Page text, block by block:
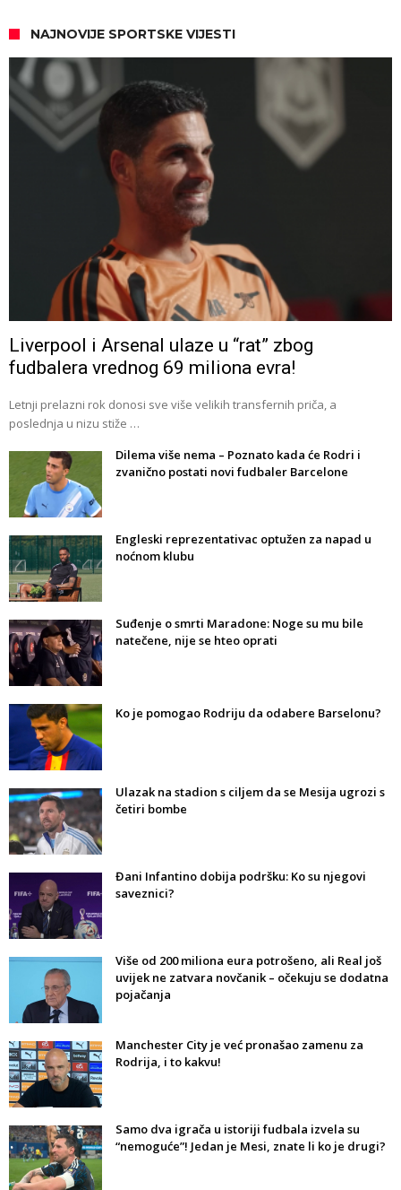
NAJNOVIJE SPORTSKE VIJESTI
Liverpool i Arsenal ulaze u “rat” zbog
fudbalera vrednog 69 miliona evra!
Letnji prelazni rok donosi sve više velikih transfernih priča, a
poslednja u nizu stiže …
Dilema više nema – Poznato kada će Rodri i
zvanično postati novi fudbaler Barcelone
Engleski reprezentativac optužen za napad u
noćnom klubu
Suđenje o smrti Maradone: Noge su mu bile
natečene, nije se hteo oprati
Ko je pomogao Rodriju da odabere Barselonu?
Ulazak na stadion s ciljem da se Mesija ugrozi s
četiri bombe
Đani Infantino dobija podršku: Ko su njegovi
saveznici?
Više od 200 miliona eura potrošeno, ali Real još
uvijek ne zatvara novčanik – očekuju se dodatna
pojačanja
Manchester City je već pronašao zamenu za
Rodrija, i to kakvu!
Samo dva igrača u istoriji fudbala izvela su
“nemoguće”! Jedan je Mesi, znate li ko je drugi?